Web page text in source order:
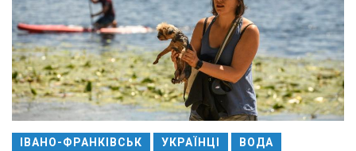
ІВАНО-ФРАНКІВСЬК УКРАЇНЦІ ВОДА